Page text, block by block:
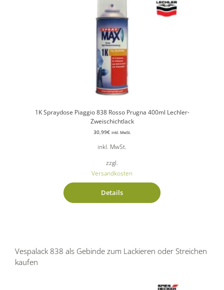
1K Spraydose Piaggio 838 Rosso Prugna 400ml Lechler-
Zweischichtlack
30,99€ inkl. MwSt.
inkl. MwSt.
zzgl.
Versandkosten
Details
Vespalack 838 als Gebinde zum Lackieren oder Streichen
kaufen